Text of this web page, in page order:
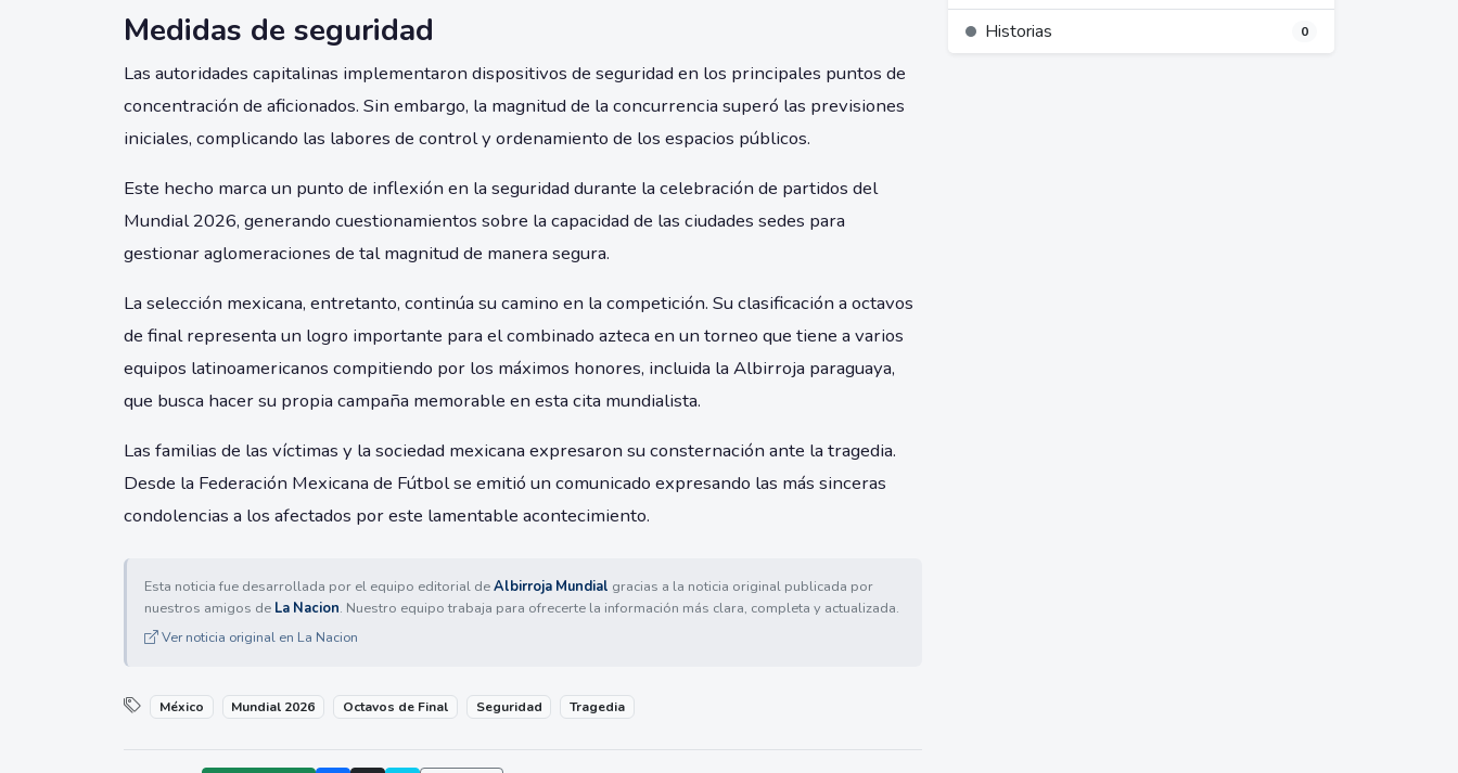
Medidas de seguridad
Las autoridades capitalinas implementaron dispositivos de seguridad en los principales puntos de
concentración de aficionados. Sin embargo, la magnitud de la concurrencia superó las previsiones
iniciales, complicando las labores de control y ordenamiento de los espacios públicos.
Este hecho marca un punto de inflexión en la seguridad durante la celebración de partidos del
Mundial 2026, generando cuestionamientos sobre la capacidad de las ciudades sedes para
gestionar aglomeraciones de tal magnitud de manera segura.
La selección mexicana, entretanto, continúa su camino en la competición. Su clasificación a octavos
de final representa un logro importante para el combinado azteca en un torneo que tiene a varios
equipos latinoamericanos compitiendo por los máximos honores, incluida la Albirroja paraguaya,
que busca hacer su propia campaña memorable en esta cita mundialista.
Las familias de las víctimas y la sociedad mexicana expresaron su consternación ante la tragedia.
Desde la Federación Mexicana de Fútbol se emitió un comunicado expresando las más sinceras
condolencias a los afectados por este lamentable acontecimiento.
Esta noticia fue desarrollada por el equipo editorial deAlbirroja Mundial gracias a la noticia original publicada por
nuestros amigos de La Nacion. Nuestro equipo trabaja para ofrecerte la información más clara, completa y actualizada.
Ver noticia original en La Nacion
México Mundial 2026 Octavos de Final Seguridad Tragedia
Historias 0